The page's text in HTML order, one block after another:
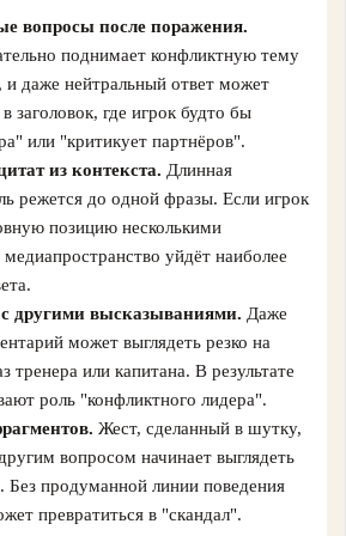
вопросы после поражения.
поднимает конфликтную тему
и даже нейтральный ответ может
заголовок, где игрок будто бы
или "критикует партнёров".
из контекста. Длинная
режется до одной фразы. Если игрок
позицию несколькими
уйдёт наиболее
другими высказываниями. Даже
может выглядеть резко на
тренера или капитана. В результате
роль "конфликтного лидера".
Жест, сделанный в шутку,
вопросом начинает выглядеть
Без продуманной линии поведения
превратиться в "скандал".